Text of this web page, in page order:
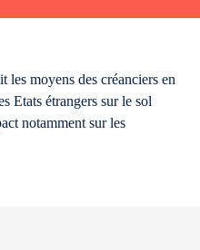
moyens des créanciers en
Etats étrangers sur le sol
notamment sur les